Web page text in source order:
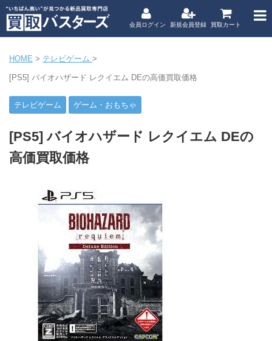
会員ログイン 新規会員登録 買取カート
HOME > テレビゲーム >
[PS5] バイオハザード レクイエム DEの高価買取価格
テレビゲーム ゲーム・おもちゃ
[PS5] バイオハザード レクイエム DEの
高価買取価格